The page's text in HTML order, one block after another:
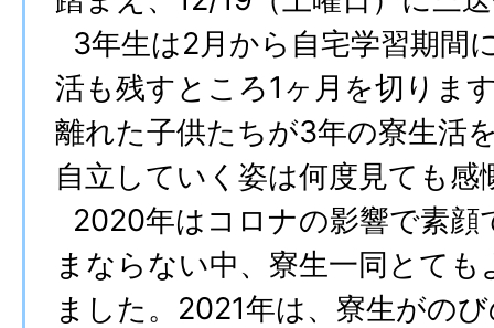
3年生は2月から自宅学習期間
活も残すところ1ヶ月を切りま
離れた子供たちが3年の寮生活
自立していく姿は何度見ても感
2020年はコロナの影響で素顔
まならない中、寮生一同とて
ました。2021年は、寮生がの